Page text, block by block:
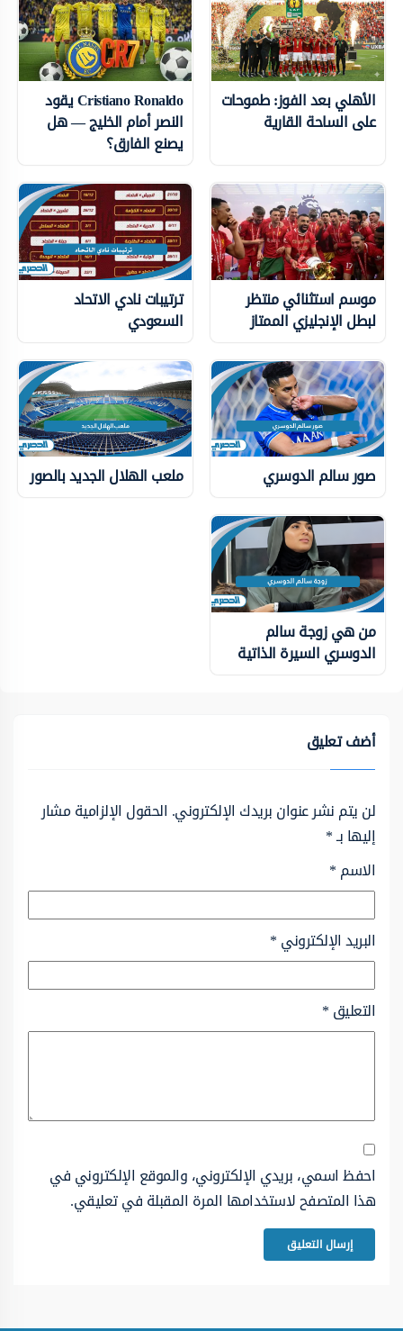
الأهلي بعد الفوز: طموحات
على الساحة القارية
Cristiano Ronaldo يقود
النصر أمام الخليج — هل
يصنع الفارق؟
موسم استثنائي منتظر
لبطل الإنجليزي الممتاز
ترتيبات نادي الاتحاد
السعودي
صور سالم الدوسري ملعب الهلال الجديد بالصور
من هي زوجة سالم
الدوسري السيرة الذاتية
أضف تعليق
لن يتم نشر عنوان بريدك الإلكتروني. الحقول الإلزامية مشار
إليها بـ*
الاسم*
البريد الإلكتروني*
التعليق*
احفظ اسمي، بريدي الإلكتروني، والموقع الإلكتروني في
هذا المتصفح لاستخدامها المرة المقبلة في تعليقي.